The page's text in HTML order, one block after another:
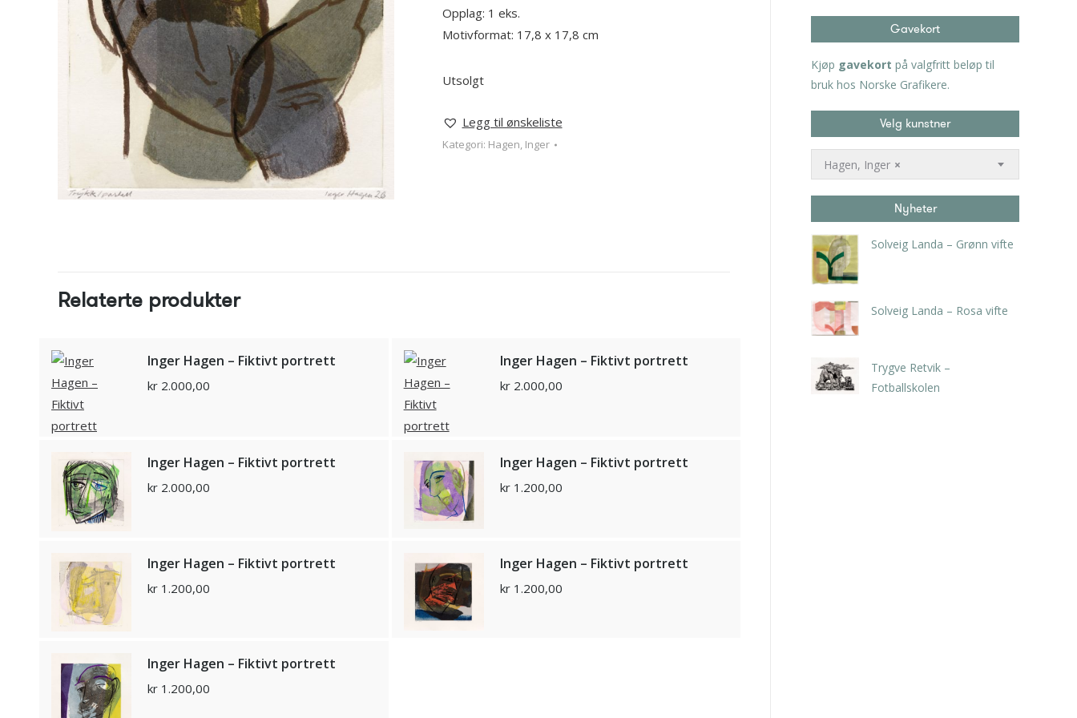
Opplag: 1 eks.
Motivformat: 17,8 x 17,8 cm
Utsolgt
Legg til ønskeliste
Kategori: Hagen, Inger
Relaterte produkter
Inger Hagen – Fiktivt portrett
kr 2.000,00
Inger Hagen – Fiktivt portrett
kr2.000,00
Inger Hagen – Fiktivt portrett
kr 2.000,00
Inger Hagen – Fiktivt portrett
kr1.200,00
Inger Hagen – Fiktivt portrett
kr 1.200,00
Inger Hagen – Fiktivt portrett
kr1.200,00
Inger Hagen – Fiktivt portrett
kr 1.200,00
Gavekort
Kjøp gavekort på valgfritt beløp til
bruk hos Norske Grafikere.
Velg kunstner
×
Hagen, Inger
Nyheter
Solveig Landa – Grønn vifte
Solveig Landa – Rosa vifte
Trygve Retvik –
Fotballskolen